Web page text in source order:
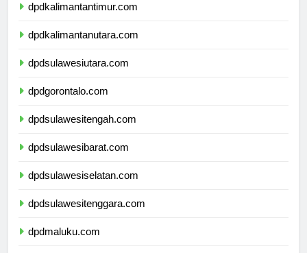
dpdkalimantantimur.com
dpdkalimantanutara.com
dpdsulawesiutara.com
dpdgorontalo.com
dpdsulawesitengah.com
dpdsulawesibarat.com
dpdsulawesiselatan.com
dpdsulawesitenggara.com
dpdmaluku.com